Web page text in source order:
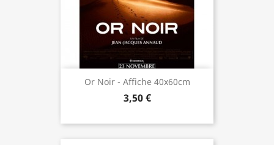
Or Noir - Affiche 40x60cm
3,50 €